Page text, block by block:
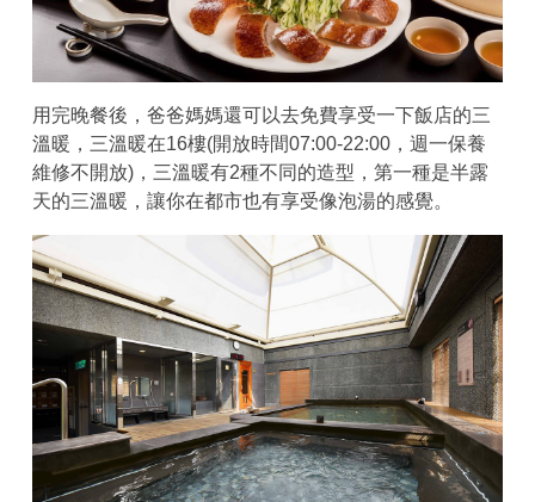
用完晚餐後，爸爸媽媽還可以去免費享受一下飯店的三
溫暖，三溫暖在16樓(開放時間07:00-22:00，週一保養
維修不開放)，三溫暖有2種不同的造型，第一種是半露
天的三溫暖，讓你在都市也有享受像泡湯的感覺。